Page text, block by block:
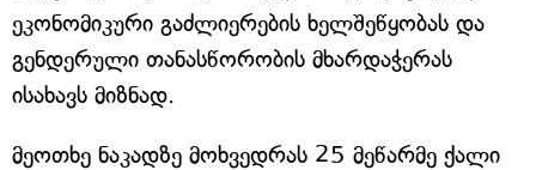
ეკონომიკური გაძლიერების ხელშეწყობას და
გენდერული თანასწორობის მხარდაჭერას
ისახავს მიზნად.
მეოთხე ნაკადზე მოხვედრას 25 მეწარმე ქალი